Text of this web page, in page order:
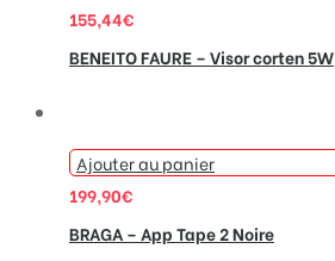
155,44€
BENEITO FAURE – Visor corten 5W
Ajouter au panier
199,90€
BRAGA – App Tape 2 Noire